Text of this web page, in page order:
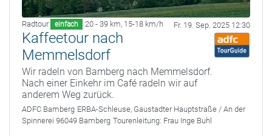
Radtour einfach 20 - 39 km, 15-18 km/h Fr. 19. Sep. 2025 12:30
Kaffeetour nach
Memmelsdorf
Wir radeln von Bamberg nach Memmelsdorf.
Nach einer Einkehr im Café radeln wir auf
anderem Weg zurück.
ADFC Bamberg ERBA-Schleuse, Gaustadter Hauptstraße / An der
Spinnerei 96049 Bamberg Tourenleitung: Frau Inge Buhl